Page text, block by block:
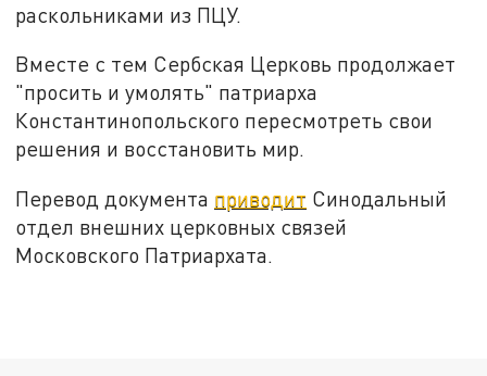
раскольниками из ПЦУ.
Вместе с тем Сербская Церковь продолжает
"просить и умолять" патриарха
Константинопольского пересмотреть свои
решения и восстановить мир.
Перевод документа приводит Синодальный
отдел внешних церковных связей
Московского Патриархата.